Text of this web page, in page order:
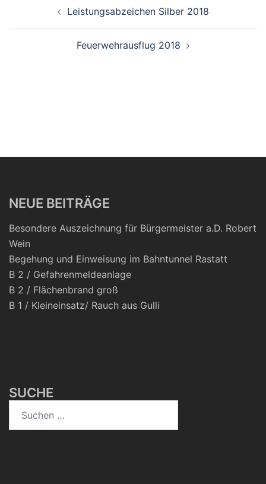
Leistungsabzeichen Silber 2018
Feuerwehrausflug 2018
NEUE BEITRÄGE
Besondere Auszeichnung für Bürgermeister a.D. Robert
Wein
Begehung und Einweisung im Bahntunnel Rastatt
B 2 / Gefahrenmeldeanlage
B 2 / Flächenbrand groß
B 1 / Kleineinsatz/ Rauch aus Gulli
SUCHE
nach: